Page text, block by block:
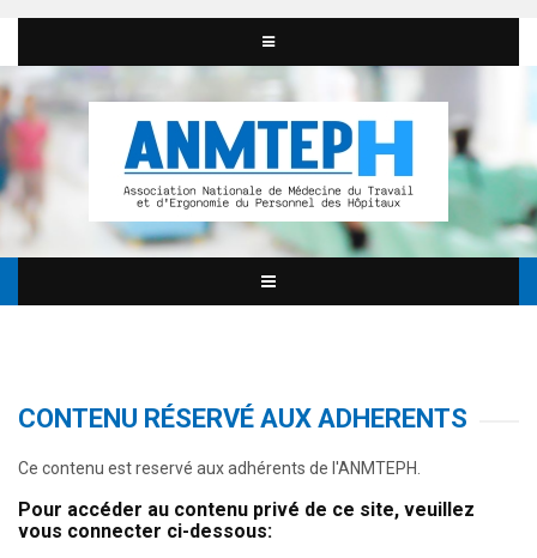
CONTENU RÉSERVÉ AUX ADHERENTS
Ce contenu est reservé aux adhérents de l'ANMTEPH.
Pour accéder au contenu privé de ce site, veuillez
vous connecter ci-dessous: